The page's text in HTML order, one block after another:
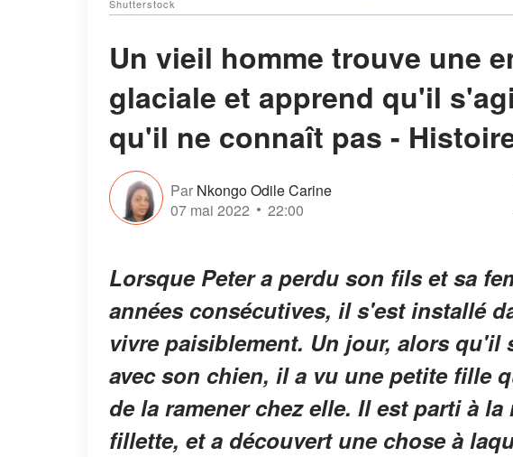
Shutterstock
Un vieil homme trouve une
glaciale et apprend qu'il
qu'il ne connaît pas -
Par Nkongo Odile Carine
07 mai 2022
22:00
Lorsque Peter a perdu son fils et sa
années consécutives, il s'est installé
vivre paisiblement. Un jour, alors qu'il
avec son chien, il a vu une petite fille
de la ramener chez elle. Il est parti à
fillette, et a découvert une chose à